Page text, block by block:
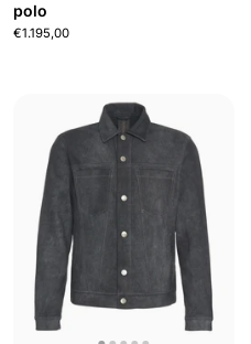
polo
€1.195,00